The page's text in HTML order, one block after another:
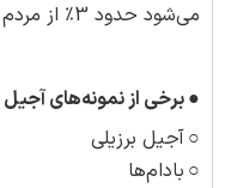
می‌شود حدود 3٪ از مردم جهان را تحت‌تأثیر قرار داده.
●برخی از نمونههای آجیل
○آجیل برزیلی
○ بادام‌ها